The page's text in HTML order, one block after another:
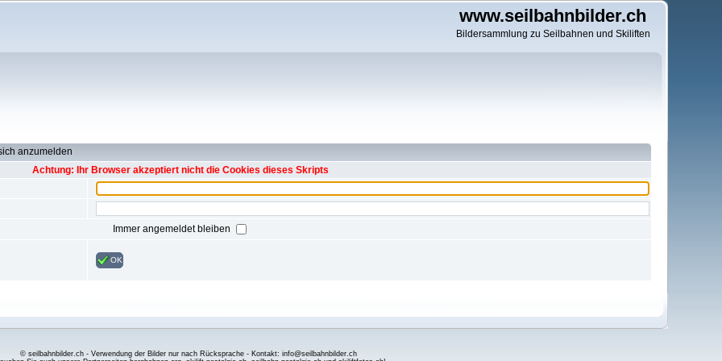
www.seilbahnbilder.ch
Bildersammlung zu Seilbahnen und Skiliften
anzumelden
Achtung: Ihr Browser akzeptiert nicht die Cookies dieses Skripts
Immer angemeldet bleiben
OK
© seilbahnbilder.ch - Verwendung der Bilder nur nach Rücksprache - Kontakt: info@seilbahnbilder.ch